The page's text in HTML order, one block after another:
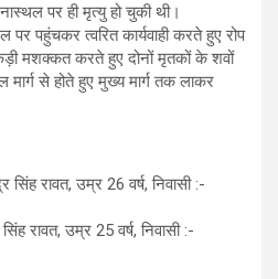
पर ही मृत्यु हो चुकी थी।
पर पहुंचकर त्वरित कार्यवाही करते हुए रोप
मशक्कत करते हुए दोनों मृतकों के शवों
मार्ग से होते हुए मुख्य मार्ग तक लाकर
रावत, उम्र 26 वर्ष, निवासी :-
सिंह रावत, उम्र 25 वर्ष, निवासी :-